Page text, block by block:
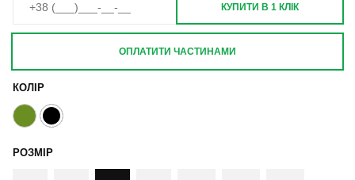
КОЛІР
РОЗМІР
КУПИТИ В 1 КЛІК
ОПЛАТИТИ ЧАСТИНАМИ